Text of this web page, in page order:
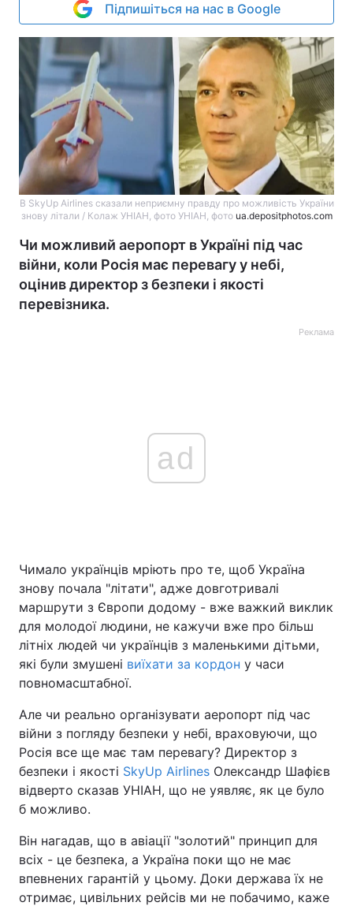
Підпишіться на нас в Google
В SkyUp Airlines сказали неприємну правду про можливість України
знову літали / Колаж УНІАН, фото УНІАН, фото ua.depositphotos.com
Чи можливий аеропорт в Україні під час
війни, коли Росія має перевагу у небі,
оцінив директор з безпеки і якості
перевізника.
Реклама
ad
Чимало українців мріють про те, щоб Україна
знову почала "літати", адже довготривалі
маршрути з Європи додому - вже важкий виклик
для молодої людини, не кажучи вже про більш
літніх людей чи українців з маленькими дітьми,
які були змушені виїхати за кордон у часи
повномасштабної.
Але чи реально організувати аеропорт під час
війни з погляду безпеки у небі, враховуючи, що
Росія все ще має там перевагу? Директор з
безпеки і якості SkyUp Airlines Олександр Шафієв
відверто сказав УНІАН, що не уявляє, як це було
б можливо.
Він нагадав, що в авіації "золотий" принцип для
всіх - це безпека, а Україна поки що не має
впевнених гарантій у цьому. Доки держава їх не
отримає, цивільних рейсів ми не побачимо, каже